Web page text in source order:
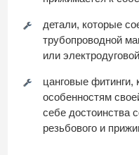
детали, которые
трубопроводной
или
цанговые фитинги,
особенностям
себе достоинства
резьбового и